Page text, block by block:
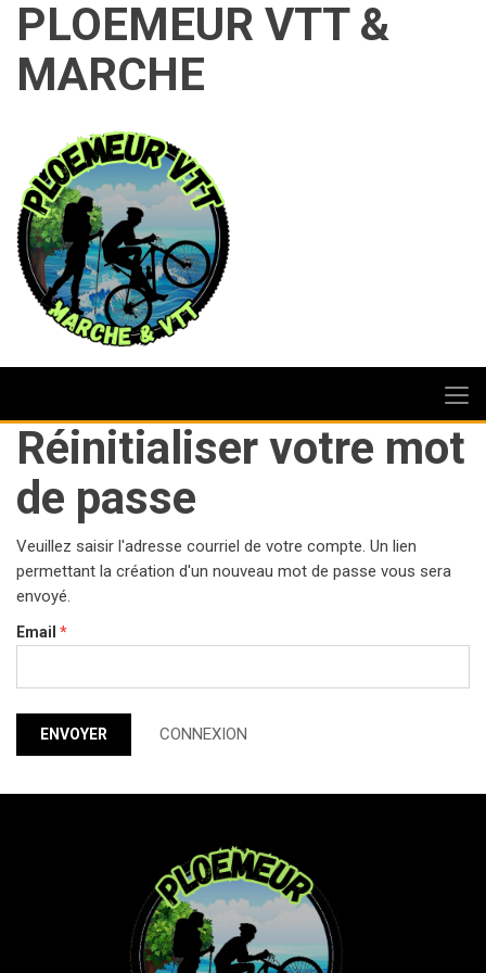
PLOEMEUR VTT &
MARCHE
Réinitialiser votre mot
de passe
Veuillez saisir l'adresse courriel de votre compte. Un lien
permettant la création d'un nouveau mot de passe vous sera
envoyé.
Email *
CONNEXION